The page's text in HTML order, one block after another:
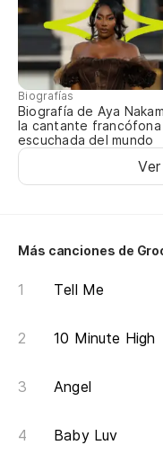
Biografías
Biografía de Aya
la cantante francófona
escuchada del mundo
Más canciones de
Tell Me
10 Minute High
Angel
Baby Luv